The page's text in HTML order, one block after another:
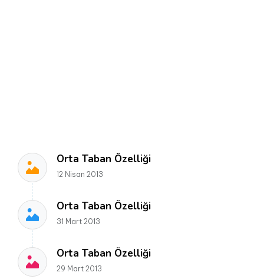
Orta Taban Özelliği
12 Nisan 2013
Orta Taban Özelliği
31 Mart 2013
Orta Taban Özelliği
29 Mart 2013